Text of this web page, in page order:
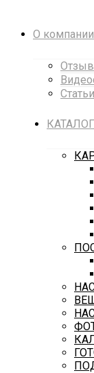
О компании
Статьи
КАТАЛОГ